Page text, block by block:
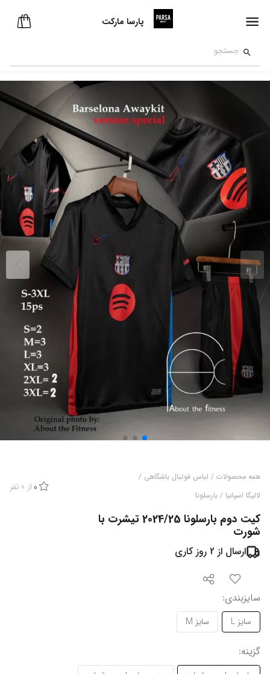
پارسا مارکت
همه محصولات / لباس فوتبال باشگاهی /
لالیگا اسپانیا / بارسلونا
0 از 0 نفر
کیت دوم بارسلونا 2024/25 تیشرت با
شورت
ارسال از 2 روز کاری
سایزبندی:
سایز L سایز M
گزینه: